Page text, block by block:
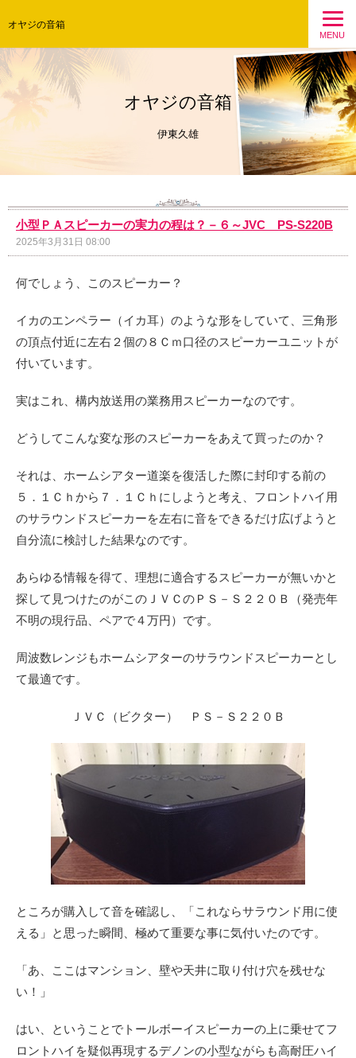
オヤジの音箱
MENU
オヤジの音箱
伊東久雄
小型ＰＡスピーカーの実力の程は？－６～JVC PS-S220B
2025年3月31日 08:00
何でしょう、このスピーカー？
イカのエンペラー（イカ耳）のような形をしていて、三角形
の頂点付近に左右２個の８Ｃｍ口径のスピーカーユニットが
付いています。
実はこれ、構内放送用の業務用スピーカーなのです。
どうしてこんな変な形のスピーカーをあえて買ったのか？
それは、ホームシアター道楽を復活した際に封印する前の
５．１Ｃｈから７．１Ｃｈにしようと考え、フロントハイ用
のサラウンドスピーカーを左右に音をできるだけ広げようと
自分流に検討した結果なのです。
あらゆる情報を得て、理想に適合するスピーカーが無いかと
探して見つけたのがこのＪＶＣのＰＳ－Ｓ２２０Ｂ（発売年
不明の現行品、ペアで４万円）です。
周波数レンジもホームシアターのサラウンドスピーカーとし
て最適です。
ＪＶＣ（ビクター） ＰＳ－Ｓ２２０Ｂ
ところが購入して音を確認し、「これならサラウンド用に使
える」と思った瞬間、極めて重要な事に気付いたのです。
「あ、ここはマンション、壁や天井に取り付け穴を残せな
い！」
はい、ということでトールボーイスピーカーの上に乗せてフ
ロントハイを疑似再現するデノンの小型ながらも高耐圧ハイ